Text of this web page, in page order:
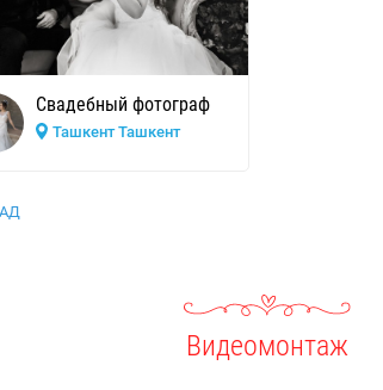
Свадебный фотограф
Ташкент Ташкент
Видеомонтаж